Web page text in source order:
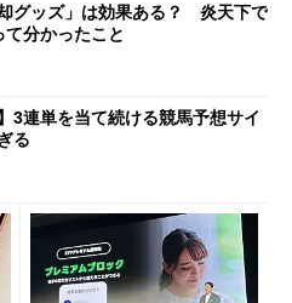
却グッズ」は効果ある？ 炎天下で
分かったこと
3連単を当て続ける競馬予想サイ
る